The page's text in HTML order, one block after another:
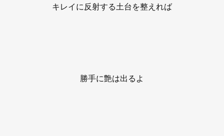
キレイに反射する土台を整えれば
勝手に艶は出るよ